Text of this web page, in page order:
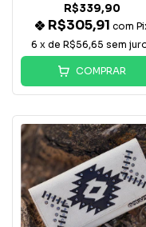
R$339,90
R$305,91 com
6 x de R$56,65 sem
COMPRAR